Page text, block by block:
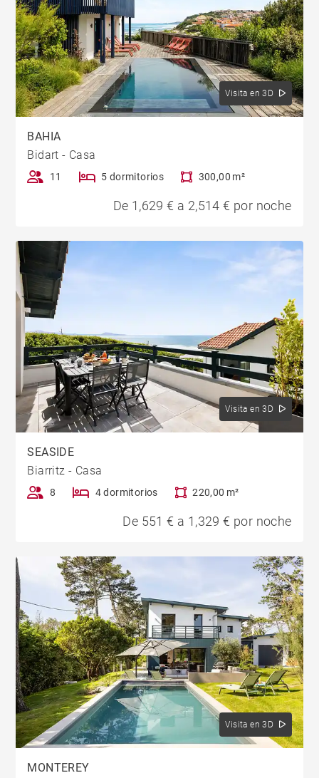
Visita en 3D
BAHIA
Bidart - Casa
11 5 dormitorios 300,00 m²
De 1,629 € a 2,514 € por noche
Visita en 3D
SEASIDE
Biarritz - Casa
8 4 dormitorios 220,00 m²
De 551 € a 1,329 € por noche
Visita en 3D
MONTEREY